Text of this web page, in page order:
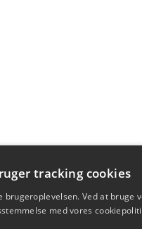
tracking cookies
Ved at bruge
med vores